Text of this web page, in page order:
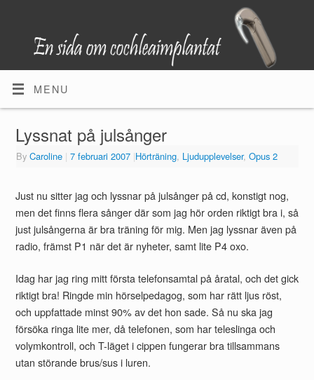
MENU
Lyssnat på julsånger
By Caroline | 7 februari 2007 |Hörträning, Ljudupplevelser, Opus 2
Just nu sitter jag och lyssnar på julsånger på cd, konstigt nog,
men det finns flera sånger där som jag hör orden riktigt bra i, så
just julsångerna är bra träning för mig. Men jag lyssnar även på
radio, främst P1 när det är nyheter, samt lite P4 oxo.
Idag har jag ring mitt första telefonsamtal på åratal, och det gick
riktigt bra! Ringde min hörselpedagog, som har rätt ljus röst,
och uppfattade minst 90% av det hon sade. Så nu ska jag
försöka ringa lite mer, då telefonen, som har teleslinga och
volymkontroll, och T-läget i cippen fungerar bra tillsammans
utan störande brus/sus i luren.